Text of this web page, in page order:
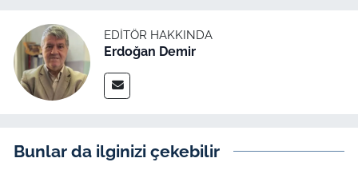
EDITÖR HAKKINDA
Erdoğan Demir
Bunlar da ilginizi çekebilir